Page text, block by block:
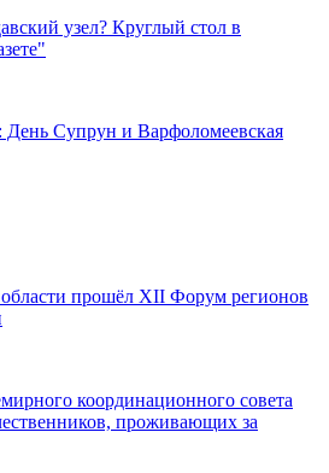
узел? Круглый стол в
День Супрун и Варфоломеевская
прошёл XII Форум регионов
координационного совета
проживающих за